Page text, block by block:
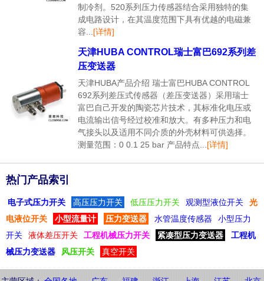
制冷剂。520系列压力传感器结合采用独特的集
成电路设计，在其温度范围下具有优越的电磁兼
容... [详情]
天津HUBA CONTROL瑞士富巴692系列差
压变送器
天津HUBA产品介绍 瑞士富巴HUBA CONTROL
692系列差压式传感器（差压变送器）采用瑞士
富巴自己开发的陶瓷芯片技术，其标准化电压或
电流输出信号经过校准和放大。有多种压力和电
气接头以及适用不同介质的外壳材料可供选择。
测量范围：0 0.1 25 bar 产品特点... [详情]
热门产品索引
电子式压力开关 高压压力开关 低压压力开关 观测型液位开关
光
电液位开关
小型流量计 压力变送器 水管温度传感器
小型压力
开关
液体差压开关 工程机械压力开关 紧凑型压力变送器
工程机
械压力变送器
风压开关 真空开关